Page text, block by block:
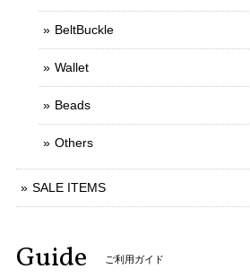
BeltBuckle
Wallet
Beads
Others
SALE ITEMS
Guide ご利用ガイド